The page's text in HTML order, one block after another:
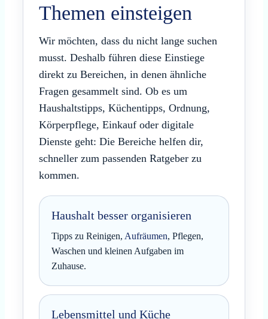
Themen einsteigen
Wir möchten, dass du nicht lange suchen
musst. Deshalb führen diese Einstiege
direkt zu Bereichen, in denen ähnliche
Fragen gesammelt sind. Ob es um
Haushaltstipps, Küchentipps, Ordnung,
Körperpflege, Einkauf oder digitale
Dienste geht: Die Bereiche helfen dir,
schneller zum passenden Ratgeber zu
kommen.
Haushalt besser organisieren
Tipps zu Reinigen, Aufräumen, Pflegen,
Waschen und kleinen Aufgaben im
Zuhause.
Lebensmittel und Küche